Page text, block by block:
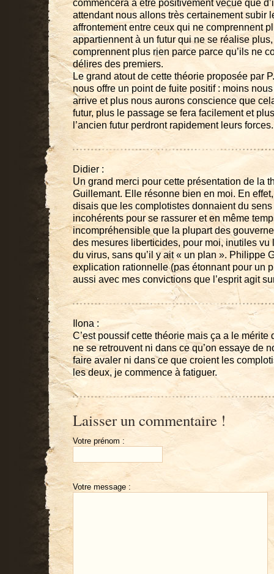
commencera à être positivement vécue que
attendant nous allons très certainement subir
affrontement entre ceux qui ne comprennent
appartiennent à un futur qui ne se réalise
comprennent plus rien parce parce qu’ils ne
délires des premiers.
Le grand atout de cette théorie proposée par
nous offre un point de fuite positif : moins
arrive et plus nous aurons conscience que
futur, plus le passage se fera facilement et
l’ancien futur perdront rapidement leurs forces.
Didier :
Un grand merci pour cette présentation de la
Guillemant. Elle résonne bien en moi. En
disais que les complotistes donnaient du
incohérents pour se rassurer et en même
incompréhensible que la plupart des
des mesures liberticides, pour moi, inutiles vu
du virus, sans qu’il y ait « un plan ». Philippe
explication rationnelle (pas étonnant pour un
aussi avec mes convictions que l’esprit agit
Ilona :
C’est poussif cette théorie mais ça a le mérite
ne se retrouvent ni dans ce qu’on essaye de
faire avaler ni dans ce que croient les
les deux, je commence à fatiguer.
Laisser un commentaire !
Votre prénom :
Votre message :